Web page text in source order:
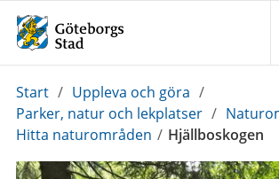
Du
är
här:
Start / Uppleva och göra /
Parker, natur och lekplatser /
Hitta naturområden / Hjällboskogen